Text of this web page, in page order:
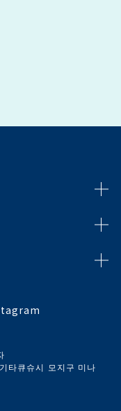
타큐슈시 모지구 미나